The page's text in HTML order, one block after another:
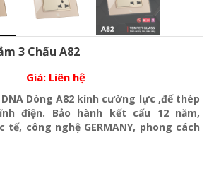
3 Chấu A82
Giá: Liên hệ
Dòng A82 kính cường lực ,đế thép
điện. Bảo hành kết cấu 12 năm,
công nghệ GERMANY, phong cách